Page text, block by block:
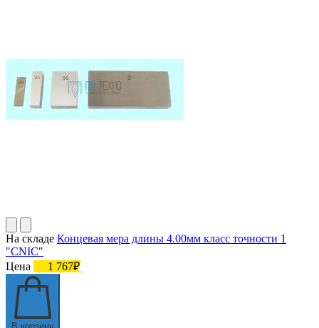
На складе Концевая мера длины 4.00мм класс точности 1
"CNIC"
Цена
1 767₽